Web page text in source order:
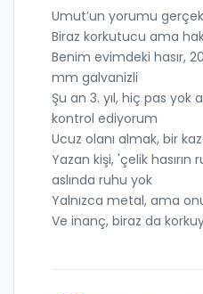
Umut’un yorumu
Biraz korkutucu ama
Benim evimdeki hasır,
mm galvanizli
Şu an 3. yıl, hiç pas yok
kontrol ediyorum
Ucuz olanı almak, bir
Yazan kişi, 'çelik
aslında ruhu yok
Yalnızca metal, ama
Ve inanç, biraz da